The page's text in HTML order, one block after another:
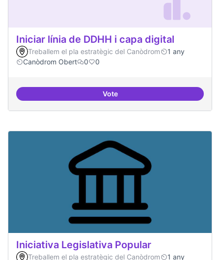
Iniciar línia de DDHH i capa digital
Treballem el pla estratègic del Canòdrom
1 any
Canòdrom Obert
0 0
VoteIniciar línia de DDHH i capa
Iniciativa Legislativa Popular
Treballem el pla estratègic del Canòdrom
1 any